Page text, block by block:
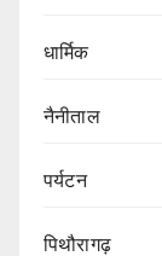
धार्मिक
नैनीताल
पर्यटन
पिथौरागढ़